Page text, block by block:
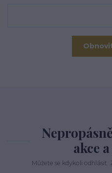
akce
Můžete se kdykoli odhlásit.